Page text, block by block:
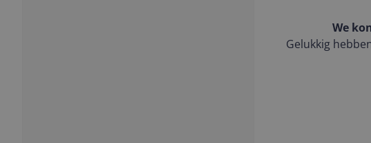
We
Gelukkig